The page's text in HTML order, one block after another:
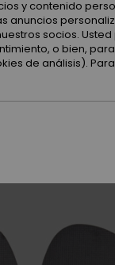
y contenido
anuncios
socios.
o bien,
de análisis).